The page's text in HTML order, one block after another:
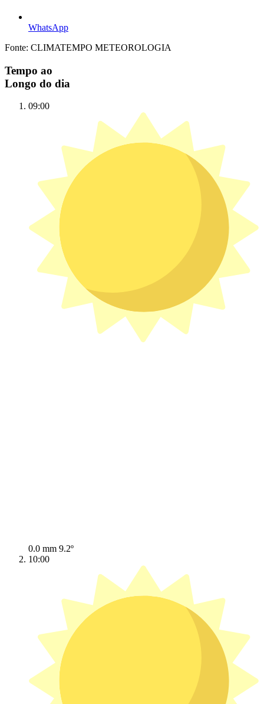
WhatsApp
Fonte: CLIMATEMPO METEOROLOGIA
Tempo ao
Longo do dia
09:00
0.0 mm 9.2º
10:00